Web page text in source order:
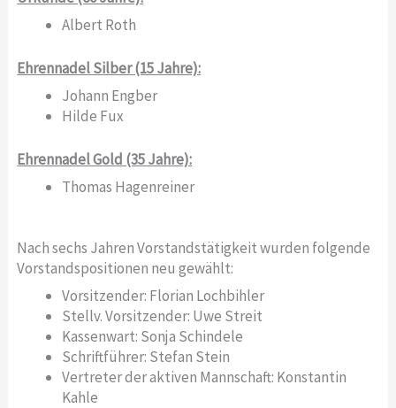
Albert Roth
Ehrennadel Silber (15 Jahre):
Johann Engber
Hilde Fux
Ehrennadel Gold (35 Jahre):
Thomas Hagenreiner
Nach sechs Jahren Vorstandstätigkeit wurden folgende
Vorstandspositionen neu gewählt:
Vorsitzender: Florian Lochbihler
Stellv. Vorsitzender: Uwe Streit
Kassenwart: Sonja Schindele
Schriftführer: Stefan Stein
Vertreter der aktiven Mannschaft: Konstantin
Kahle